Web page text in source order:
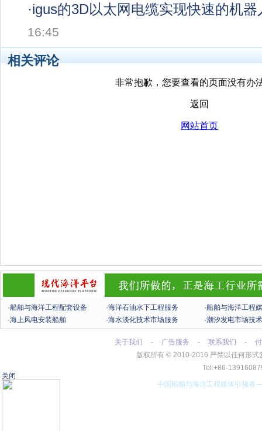
关闭
·igus的3D以太网电缆实现快速的机器
16:45
相关评论
·船舶与海洋工程配套设备 ·海洋石油水下工程服务
·船舶与海洋工程
·海上风电安装船舶
·海水淡化技术市场服务 ·潮汐发电市场技
关于我们 - 广告服务 - 联系我们 -
版权所有 © 2010-2016 严禁以任何形
Tel:+86-
中国船舶与海洋工程媒体引领者